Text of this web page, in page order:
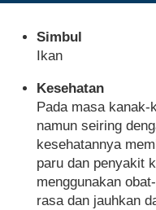
Simbul
Ikan
Kesehatan
Pada masa
namun seiring
kesehatannya
paru dan penyakit
menggunakan
rasa dan jauhkan